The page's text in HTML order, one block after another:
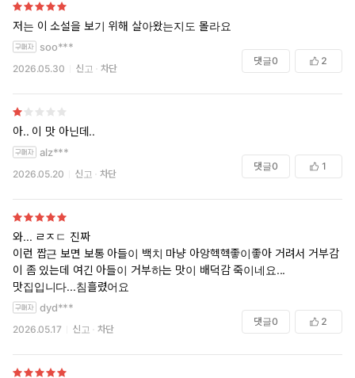
저는 이 소설을 보기 위해 살아왔는지도 몰라요
soo***
2026.05.30 신고 차단
댓글0 2
아.. 이 맛 아닌데..
alz***
2026.05.20 신고 차단
댓글0 1
와... ㄹㅈㄷ 진짜
이런 짭근 보면 보통 아들이 백치 마냥 아앙헥헥좋이좋아 거려서 거부감
이 좀 있는데 여긴 아들이 거부하는 맛이 배덕감 죽이네요...
맛집입니다...침흘렸어요
dyd***
2026.05.17 신고 차단
댓글0 2